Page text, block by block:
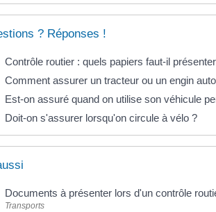
? Réponses !
Contrôle routier : quels papiers faut-il
Comment assurer un tracteur ou un engin
Est-on assuré quand on utilise son véhicule
Doit-on s'assurer lorsqu'on circule à vélo ?
Documents à présenter lors d'un contrôle
Transports